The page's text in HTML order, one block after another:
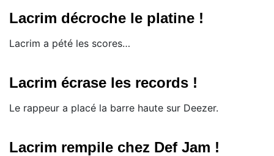
Lacrim décroche le platine !
​Lacrim a pété les scores…
Lacrim écrase les records !
Le rappeur a placé la barre haute sur Deezer.
Lacrim rempile chez Def Jam !